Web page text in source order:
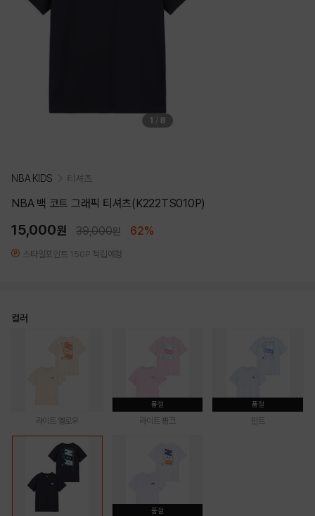
1 / 8
NBA KIDS 티셔츠
NBA 백 코트 그래픽 티셔츠(K222TS010P)
15,000원 39,000원 62%
스타일포인트 150P 적립예정
컬러
라이트 옐로우
품절
라이트 핑크
품절
민트
품절